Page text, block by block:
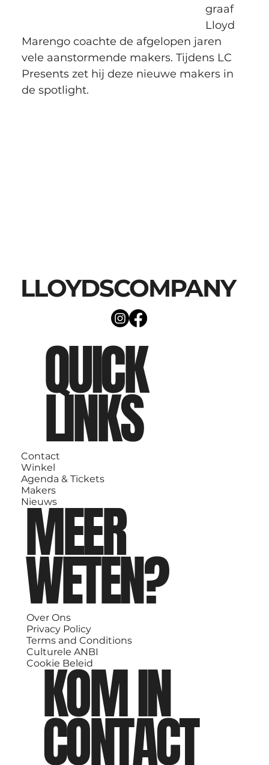
graaf
Lloyd
Marengo coachte de afgelopen jaren
vele aanstormende makers. Tijdens LC
Presents zet hij deze nieuwe makers in
de spotlight.
LLOYDSCOMPANY
QUICK
LINKS
Contact
Winkel
Agenda & Tickets
Makers
Nieuws
MEER
WETEN?
Over Ons
Privacy Policy
Terms and Conditions
Culturele ANBI
Cookie Beleid
KOM IN
CONTACT